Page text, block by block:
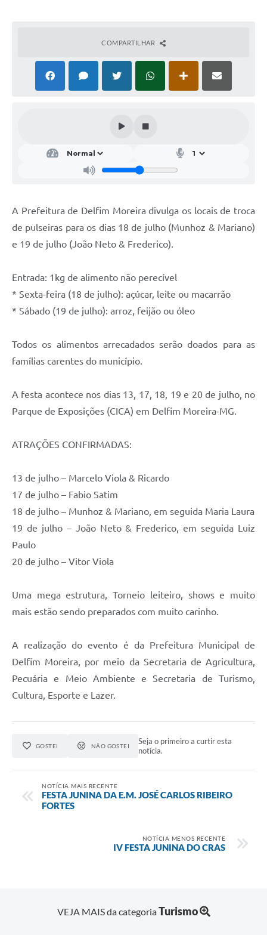
COMPARTILHAR
A Prefeitura de Delfim Moreira divulga os locais de troca
de pulseiras para os dias 18 de julho (Munhoz & Mariano)
e 19 de julho (João Neto & Frederico).
Entrada: 1kg de alimento não perecível
* Sexta-feira (18 de julho): açúcar, leite ou macarrão
* Sábado (19 de julho): arroz, feijão ou óleo
Todos os alimentos arrecadados serão doados para as
famílias carentes do município.
A festa acontece nos dias 13, 17, 18, 19 e 20 de julho, no
Parque de Exposições (CICA) em Delfim Moreira-MG.
ATRAÇÕES CONFIRMADAS:
13 de julho – Marcelo Viola & Ricardo
17 de julho – Fabio Satim
18 de julho – Munhoz & Mariano, em seguida Maria Laura
19 de julho – João Neto & Frederico, em seguida Luiz
Paulo
20 de julho – Vitor Viola
Uma mega estrutura, Torneio leiteiro, shows e muito
mais estão sendo preparados com muito carinho.
A realização do evento é da Prefeitura Municipal de
Delfim Moreira, por meio da Secretaria de Agricultura,
Pecuária e Meio Ambiente e Secretaria de Turismo,
Cultura, Esporte e Lazer.
GOSTEI NÃO GOSTEI
Seja o primeiro a curtir esta
notícia.
NOTÍCIA MAIS RECENTE
FESTA JUNINA DA E.M. JOSÉ CARLOS RIBEIRO
FORTES
NOTÍCIA MENOS RECENTE
IV FESTA JUNINA DO CRAS
VEJA MAIS da categoriaTurismo